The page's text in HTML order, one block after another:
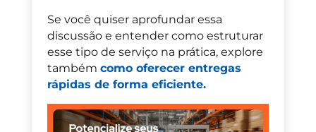
Se você quiser aprofundar essa
discussão e entender como estruturar
esse tipo de serviço na prática, explore
tambémcomo oferecer entregas
rápidas de forma eficiente.